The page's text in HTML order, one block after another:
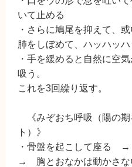
いて止める
・さらに鳩尾を抑えて、
肺をしぼめて、ハッハッハ
・手を緩めると自然に空
吸う。
これを3回繰り返す。
《みぞおち呼吸（陽の期
ト）》
・骨盤を起こして座る
→ 胸とおなかは動かさな